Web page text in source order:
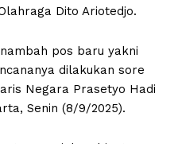
Dito Ariotedjo.
pos baru yakni
dilakukan sore
Negara Prasetyo Hadi
Senin (8/9/2025).